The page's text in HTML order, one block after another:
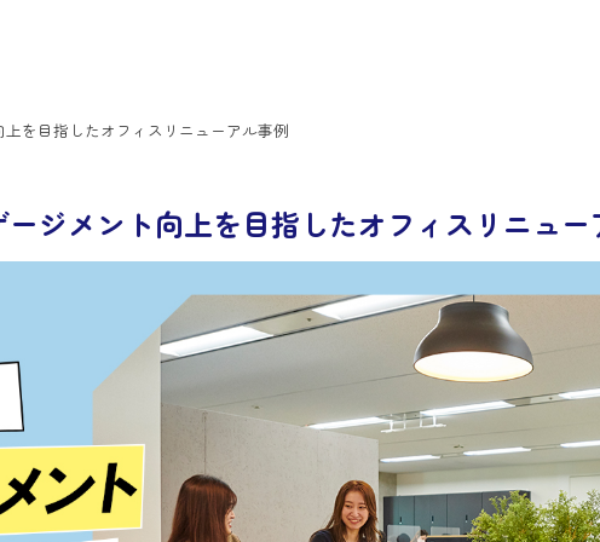
を目指したオフィスリニューアル事例
ジメント向上を目指したオフィスリニュー